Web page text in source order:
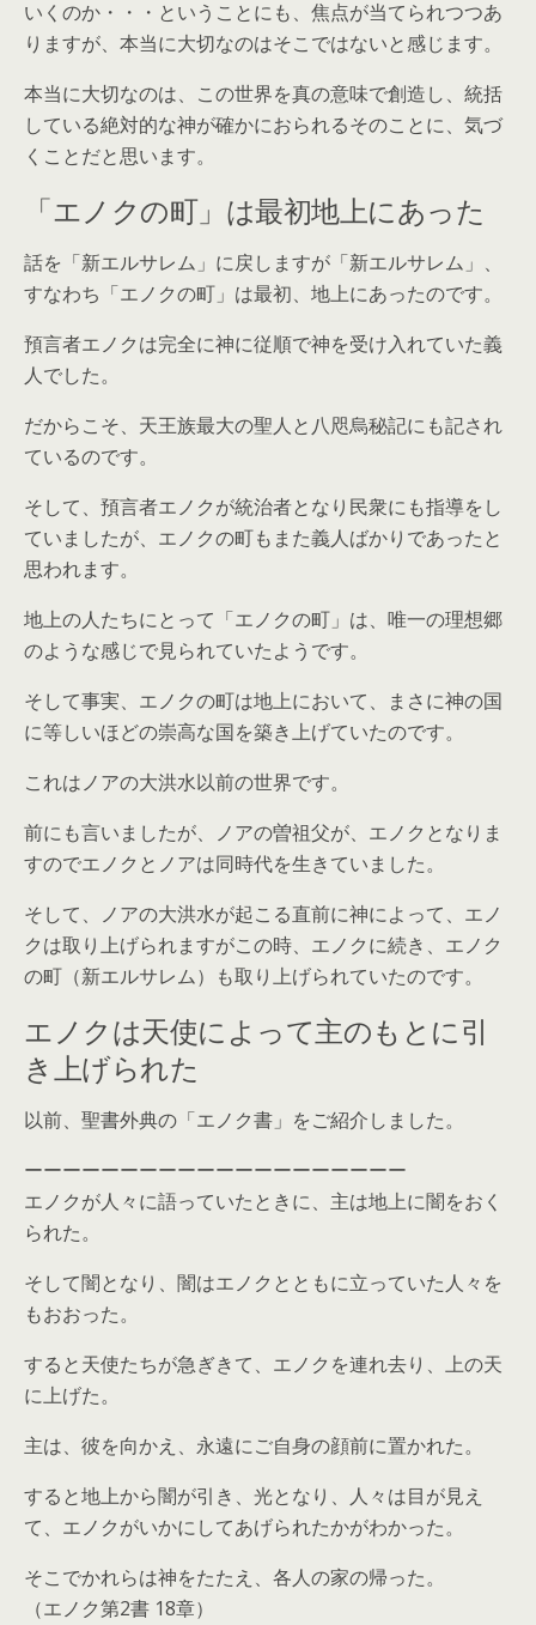
いくのか・・・ということにも、焦点が当てられつつあ
りますが、本当に大切なのはそこではないと感じます。
本当に大切なのは、この世界を真の意味で創造し、統括
している絶対的な神が確かにおられるそのことに、気づ
くことだと思います。
「エノクの町」は最初地上にあった
話を「新エルサレム」に戻しますが「新エルサレム」、
すなわち「エノクの町」は最初、地上にあったのです。
預言者エノクは完全に神に従順で神を受け入れていた義
人でした。
だからこそ、天王族最大の聖人と八咫烏秘記にも記され
ているのです。
そして、預言者エノクが統治者となり民衆にも指導をし
ていましたが、エノクの町もまた義人ばかりであったと
思われます。
地上の人たちにとって「エノクの町」は、唯一の理想郷
のような感じで見られていたようです。
そして事実、エノクの町は地上において、まさに神の国
に等しいほどの崇高な国を築き上げていたのです。
これはノアの大洪水以前の世界です。
前にも言いましたが、ノアの曽祖父が、エノクとなりま
すのでエノクとノアは同時代を生きていました。
そして、ノアの大洪水が起こる直前に神によって、エノ
クは取り上げられますがこの時、エノクに続き、エノク
の町（新エルサレム）も取り上げられていたのです。
エノクは天使によって主のもとに引
き上げられた
以前、聖書外典の「エノク書」をご紹介しました。
ーーーーーーーーーーーーーーーーーーーー
エノクが人々に語っていたときに、主は地上に闇をおく
られた。
そして闇となり、闇はエノクとともに立っていた人々を
もおおった。
すると天使たちが急ぎきて、エノクを連れ去り、上の天
に上げた。
主は、彼を向かえ、永遠にご自身の顔前に置かれた。
すると地上から闇が引き、光となり、人々は目が見え
て、エノクがいかにしてあげられたかがわかった。
そこでかれらは神をたたえ、各人の家の帰った。
（エノク第2書 18章）